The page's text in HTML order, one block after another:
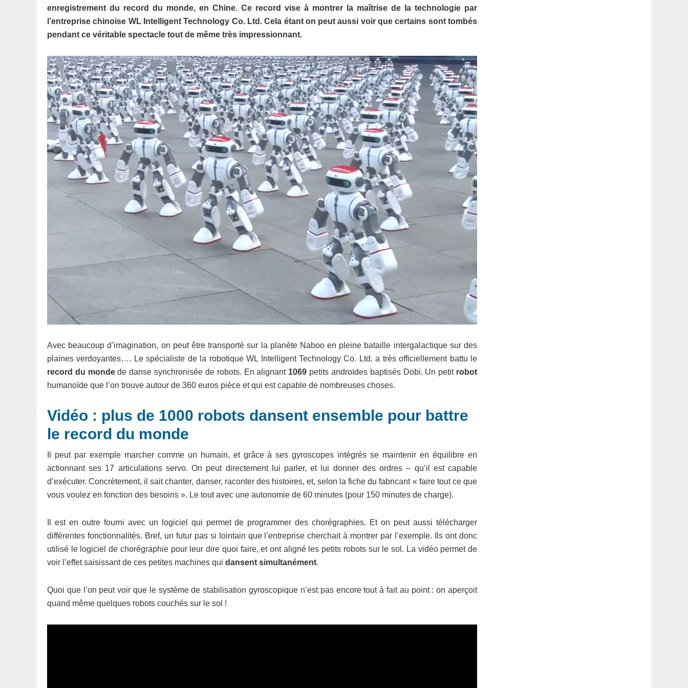
enregistrement du record du monde, en Chine. Ce record vise à montrer la maîtrise de la technologie par
l’entreprise chinoise WL Intelligent Technology Co. Ltd. Cela étant on peut aussi voir que certains sont tombés
pendant ce véritable spectacle tout de même très impressionnant.
Avec beaucoup d’imagination, on peut être transporté sur la planète Naboo en pleine bataille intergalactique sur des
plaines verdoyantes…. Le spécialiste de la robotique WL Intelligent Technology Co. Ltd. a très officiellement battu le
record du mondede danse synchronisée de robots. En alignant 1069 petits androïdes baptisés Dobi. Un petit robot
humanoïde que l’on trouve autour de 360 euros pièce et qui est capable de nombreuses choses.
Vidéo : plus de 1000 robots dansent ensemble pour battre
le record du monde
Il peut par exemple marcher comme un humain, et grâce à ses gyroscopes intégrés se maintenir en équilibre en
actionnant ses 17 articulations servo. On peut directement lui parler, et lui donner des ordres – qu’il est capable
d’exécuter. Concrètement, il sait chanter, danser, raconter des histoires, et, selon la fiche du fabricant « faire tout ce que
vous voulez en fonction des besoins ». Le tout avec une autonomie de 60 minutes (pour 150 minutes de charge).
Il est en outre fourni avec un logiciel qui permet de programmer des chorégraphies. Et on peut aussi télécharger
différentes fonctionnalités. Bref, un futur pas si lointain que l’entreprise cherchait à montrer par l’exemple. Ils ont donc
utilisé le logiciel de chorégraphie pour leur dire quoi faire, et ont aligné les petits robots sur le sol. La vidéo permet de
voir l’effet saisissant de ces petites machines qui dansent simultanément.
Quoi que l’on peut voir que le système de stabilisation gyroscopique n’est pas encore tout à fait au point : on aperçoit
quand même quelques robots couchés sur le sol !